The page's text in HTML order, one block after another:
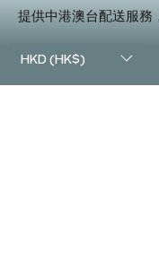
HKD (HK$)
提供中港澳台配送服務